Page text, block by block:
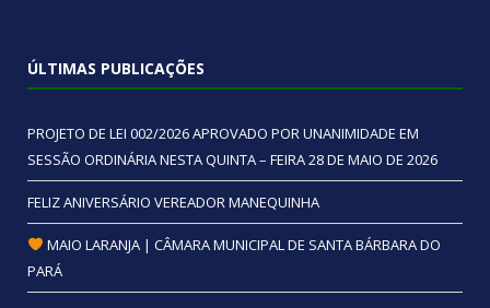
ÚLTIMAS PUBLICAÇÕES
PROJETO DE LEI 002/2026 APROVADO POR UNANIMIDADE EM
SESSÃO ORDINÁRIA NESTA QUINTA – FEIRA 28 DE MAIO DE 2026
FELIZ ANIVERSÁRIO VEREADOR MANEQUINHA
MAIO LARANJA | CÂMARA MUNICIPAL DE SANTA BÁRBARA DO
PARÁ